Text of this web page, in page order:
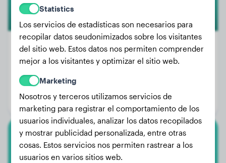
Edad:
Género:
Perro macho
Pastor Alemán
Statistics
Los servicios de estadísticas son necesarios para
recopilar datos seudonimizados sobre los visitantes
del sitio web. Estos datos nos permiten comprender
mejor a los visitantes y optimizar el sitio web.
Marketing
Nosotros y terceros utilizamos servicios de
marketing para registrar el comportamiento de los
usuarios individuales, analizar los datos recopilados
y mostrar publicidad personalizada, entre otras
cosas. Estos servicios nos permiten rastrear a los
usuarios en varios sitios web.